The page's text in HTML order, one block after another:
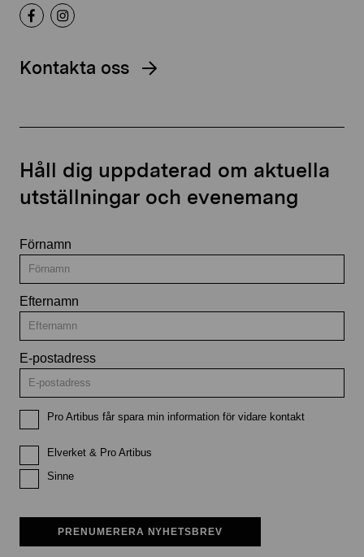
Kontakta oss
Håll dig uppdaterad om aktuella
utställningar och evenemang
Förnamn
Efternamn
E-postadress
Pro Artibus får spara min information för vidare kontakt
Elverket & Pro Artibus
Sinne
PRENUMERERA NYHETSBREV